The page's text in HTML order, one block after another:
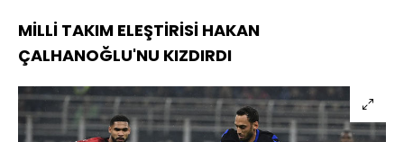
MİLLİ TAKIM ELEŞTİRİSİ HAKAN
ÇALHANOĞLU'NU KIZDIRDI